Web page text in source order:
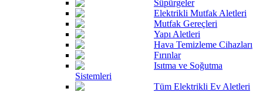
Süpürgeler
Elektrikli Mutfak Aletleri
Mutfak Gereçleri
Yapı Aletleri
Hava Temizleme Cihazları
Fırınlar
Isıtma ve Soğutma
Sistemleri
Tüm Elektrikli Ev Aletleri